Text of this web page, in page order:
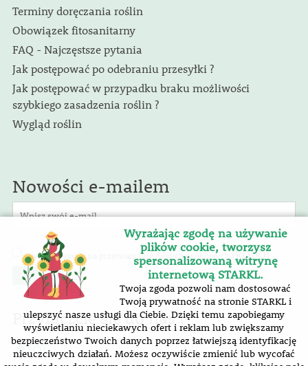
Terminy doręczania roślin
Obowiązek fitosanitarny
FAQ - Najczęstsze pytania
Jak postępować po odebraniu przesyłki ?
Jak postępować w przypadku braku możliwości
szybkiego zasadzenia roślin ?
Wygląd roślin
Nowości e-mailem
Wyrażam zgodę na przetwarzanie danych osobowych (RODO)
Przyłączcie się do nas !
Wyrażając zgodę na używanie
plików cookie, tworzysz
spersonalizowaną witrynę
internetową STARKL.
Twoja zgoda pozwoli nam dostosować
Twoją prywatność na stronie STARKL i
ulepszyć nasze usługi dla Ciebie. Dzięki temu zapobiegamy
wyświetlaniu nieciekawych ofert i reklam lub zwiększamy
bezpieczeństwo Twoich danych poprzez łatwiejszą identyfikację
nieuczciwych działań. Możesz oczywiście zmienić lub wycofać